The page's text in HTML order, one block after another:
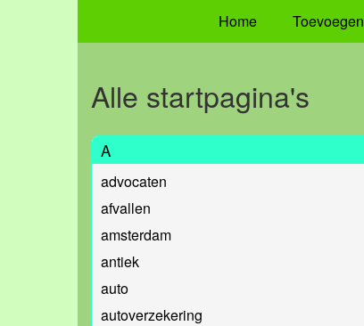
Home Toevoegen
Alle startpagina's
A
advocaten
afvallen
amsterdam
antiek
auto
autoverzekering